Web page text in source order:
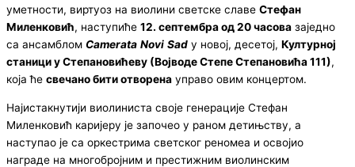
уметности, виртуоз на виолини светске славе Стефан
Миленковић, наступиће 12. септембра од 20 часова заједно
са ансамблом Camerata Novi Sad у новој, десетој, Културној
станици у Степановићеву (Војводе Степе Степановића 111),
која ће свечано бити отворена управо овим концертом.
Најистакнутији виолиниста своје генерације Стефан
Миленковић каријеру је започео у раном детињству, а
наступао је са оркестрима светског реномеа и освојио
награде на многобројним и престижним виолинским